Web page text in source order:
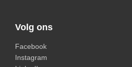
Volg ons
Facebook
Instagram